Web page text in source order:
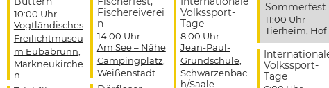
10:00 Uhr
Vogtländisches
Freilichtmuseu
m Eubabrunn
Markneukirche
n
Fischereiverei
n
14:00 Uhr
Am See – Nähe
Campingplatz
Weißenstadt
Volkssport-
Tage
8:00 Uhr
Jean-Paul-
Grundschule,
Schwarzenbac
h/Saale
Sommerfest
11:00 Uhr
Tierheim , Hof
Volkssport-
Tage